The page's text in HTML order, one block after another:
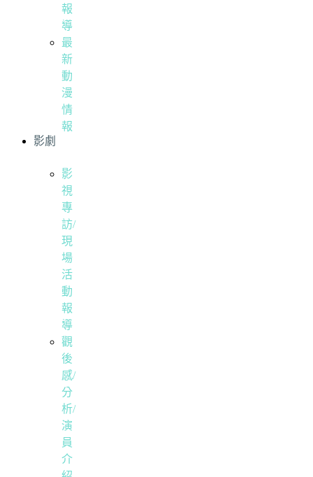
報
導
最
新
動
漫
情
報
影劇
影
視
專
訪/
現
場
活
動
報
導
觀
後
感/
分
析/
演
員
介